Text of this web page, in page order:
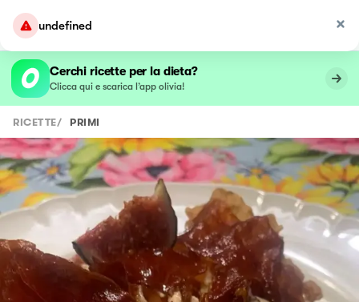
undefined
Cerchi ricette per la dieta?
Clicca qui e scarica l’app olivia!
RICETTE/ PRIMI